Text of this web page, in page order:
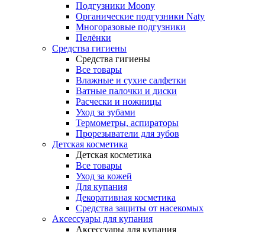
Подгузники Moony
Органические подгузники Naty
Многоразовые подгузники
Пелёнки
Средства гигиены
Средства гигиены
Все товары
Влажные и сухие салфетки
Ватные палочки и диски
Расчески и ножницы
Уход за зубами
Термометры, аспираторы
Прорезыватели для зубов
Детская косметика
Детская косметика
Все товары
Уход за кожей
Для купания
Декоративная косметика
Средства защиты от насекомых
Аксессуары для купания
Аксессуары для купания